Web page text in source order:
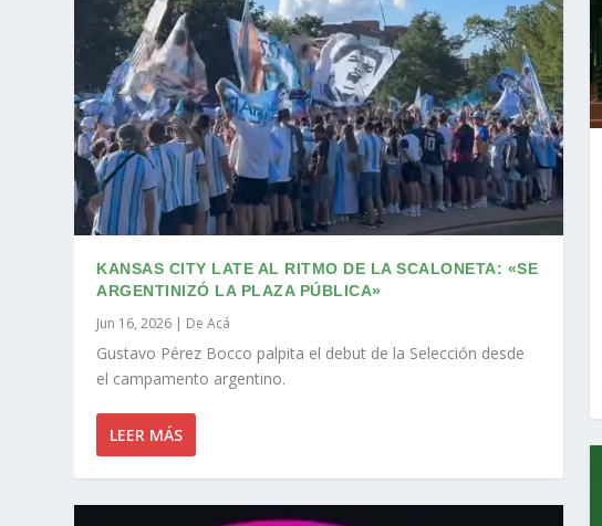
KANSAS CITY LATE AL RITMO DE LA SCALONETA: «SE
ARGENTINIZÓ LA PLAZA PÚBLICA»
Jun 16, 2026 De Acá
Gustavo Pérez Bocco palpita el debut de la Selección desde
el campamento argentino.
LEER MÁS